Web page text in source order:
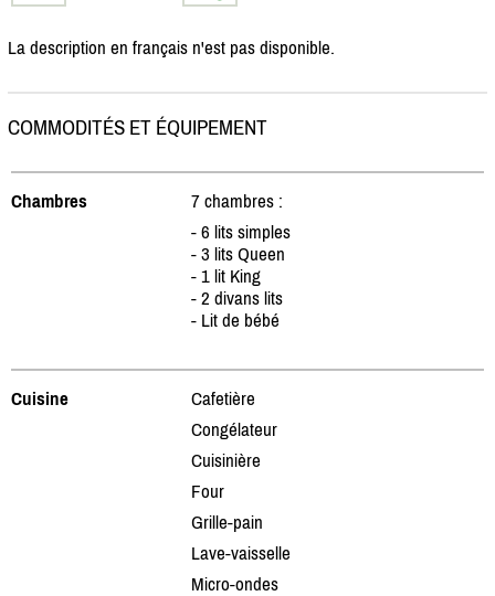
La description en français n'est pas disponible.
COMMODITÉS ET ÉQUIPEMENT
Chambres
7 chambres :
- 6 lits simples
- 3 lits Queen
- 1 lit King
- 2 divans lits
- Lit de bébé
Cuisine
Cafetière
Congélateur
Cuisinière
Four
Grille-pain
Lave-vaisselle
Micro-ondes